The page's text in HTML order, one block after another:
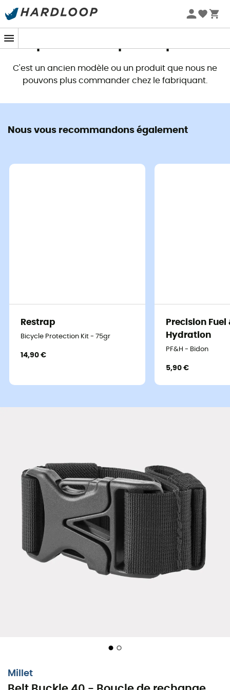
Promos d'été 🔥 -5 % EXTRA dès 2 produits* code Summer5
C'est un ancien modèle ou un produit que nous ne
pouvons plus commander chez le fabriquant.
Nous vous recommandons également
Restrap
Bicycle Protection Kit - 75gr
14,90 €
Precision Fuel
Hydration
PF&H - Bidon
5,90 €
Millet